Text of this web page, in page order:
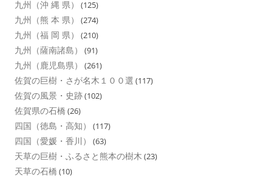
九州（沖 縄 県） (125)
九州（熊 本 県） (274)
九州（福 岡 県） (210)
九州（薩南諸島） (91)
九州（鹿児島県） (261)
佐賀の巨樹・さが名木１００選 (117)
佐賀の風景・史跡(102)
佐賀県の石橋 (26)
四国（徳島・高知） (117)
四国（愛媛・香川） (63)
天草の巨樹・ふるさと熊本の樹木 (23)
天草の石橋 (10)